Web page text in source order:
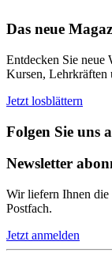
Das neue
Entdecken Sie neue
Kursen, Lehrkräften
Jetzt losblättern
Folgen Sie uns
Newsletter
Wir liefern Ihnen
Postfach.
Jetzt anmelden